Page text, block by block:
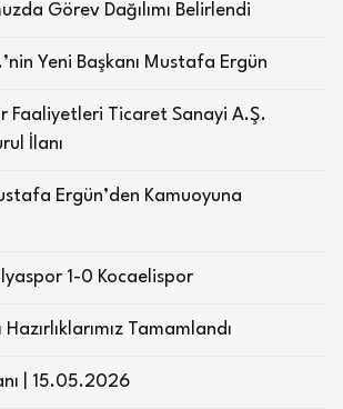
Görev Dağılımı Belirlendi
Yeni Başkanı Mustafa Ergün
Faaliyetleri Ticaret Sanayi A.Ş.
İlanı
Ergün’den Kamuoyuna
1-0 Kocaelispor
Tamamlandı
| 15.05.2026